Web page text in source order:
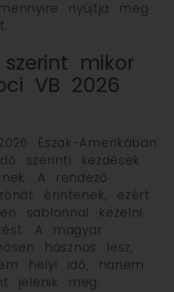
nyújtja meg
mikor
VB 2026
Észak-Amerikában
szerinti kezdések
A rendező
érintenek, ezért
sablonnal kezelni
A magyar
hasznos lesz,
helyi idő, hanem
jelenik meg.